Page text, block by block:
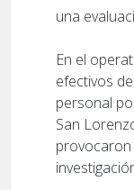
una
En el
efectivos
personal
San
provocaron